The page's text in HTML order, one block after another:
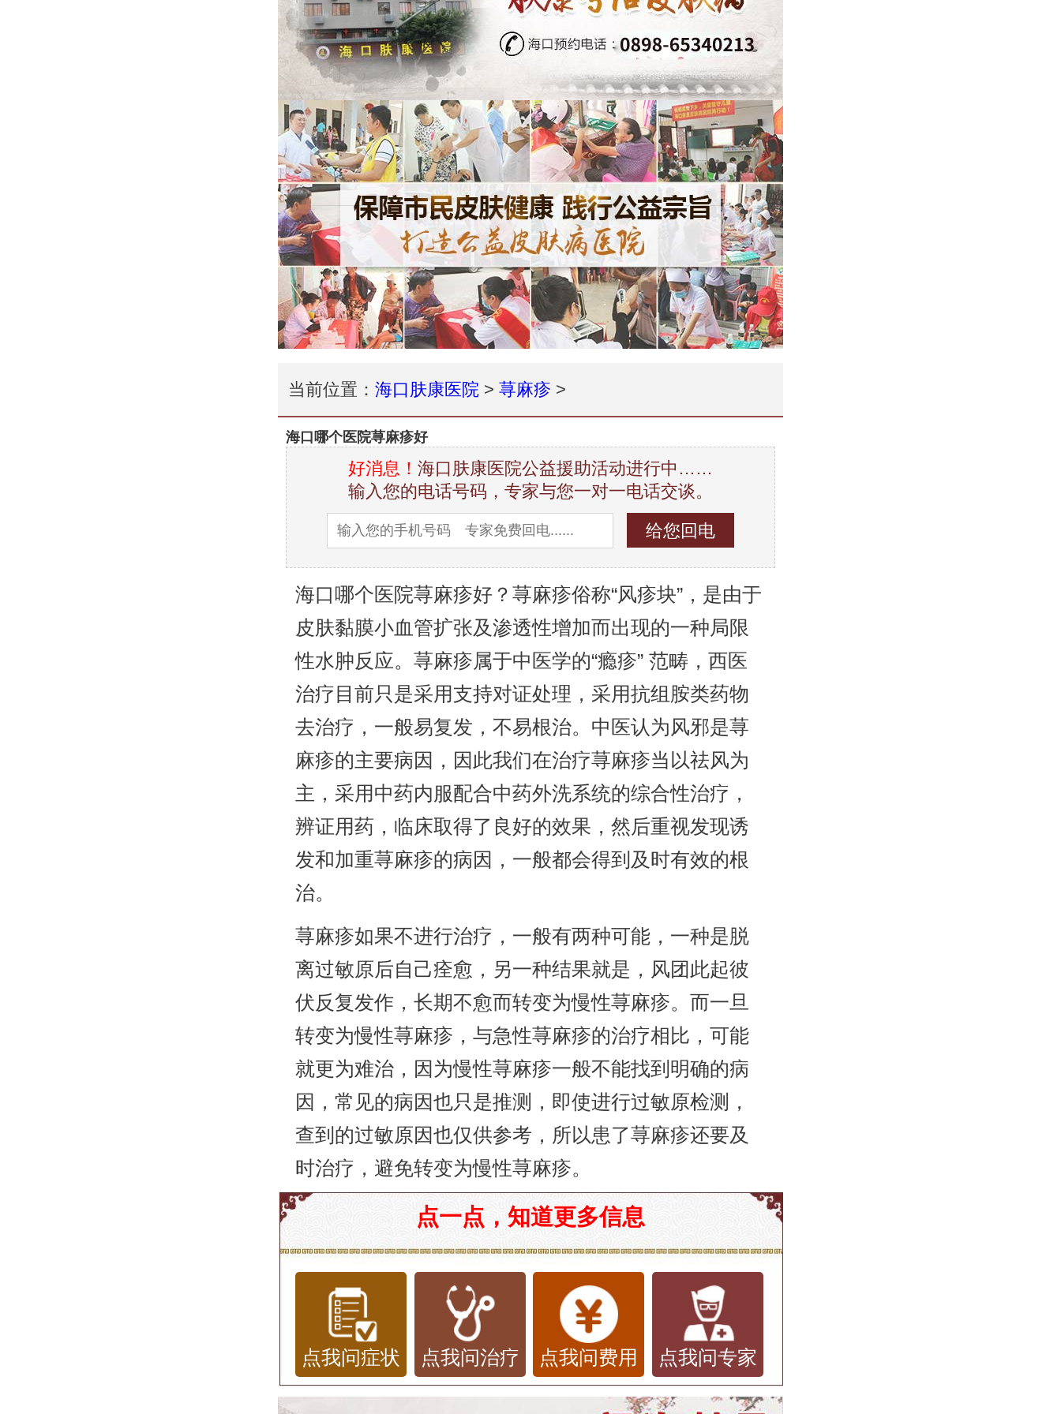
当前位置： 海口肤康医院> 荨麻疹 >
海口哪个医院荨麻疹好
好消息！ 海口肤康医院公益援助活动进行中……
输入您的电话号码，专家与您一对一电话交谈。
海口哪个医院荨麻疹好？荨麻疹俗称“风疹块”，是由于
皮肤黏膜小血管扩张及渗透性增加而出现的一种局限
性水肿反应。荨麻疹属于中医学的“瘾疹” 范畴，西医
治疗目前只是采用支持对证处理，采用抗组胺类药物
去治疗，一般易复发，不易根治。中医认为风邪是荨
麻疹的主要病因，因此我们在治疗荨麻疹当以祛风为
主，采用中药内服配合中药外洗系统的综合性治疗，
辨证用药，临床取得了良好的效果，然后重视发现诱
发和加重荨麻疹的病因，一般都会得到及时有效的根
治。
荨麻疹如果不进行治疗，一般有两种可能，一种是脱
离过敏原后自己痊愈，另一种结果就是，风团此起彼
伏反复发作，长期不愈而转变为慢性荨麻疹。而一旦
转变为慢性荨麻疹，与急性荨麻疹的治疗相比，可能
就更为难治，因为慢性荨麻疹一般不能找到明确的病
因，常见的病因也只是推测，即使进行过敏原检测，
查到的过敏原因也仅供参考，所以患了荨麻疹还要及
时治疗，避免转变为慢性荨麻疹。
点一点，知道更多信息
点我问症状 点我问治疗 点我问费用 点我问专家